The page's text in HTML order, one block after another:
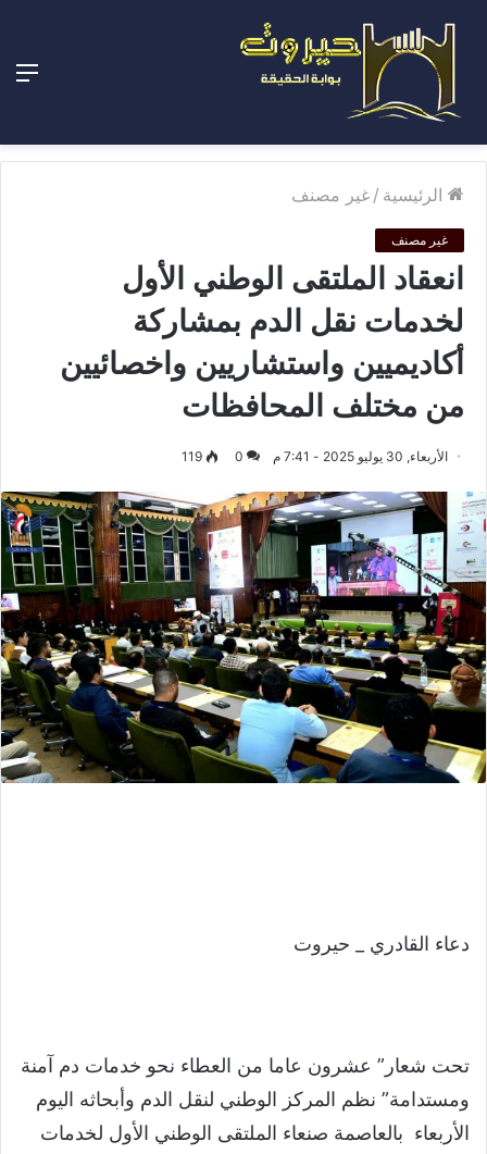
الرئيسية / غير مصنف
غير مصنف
انعقاد الملتقى الوطني الأول
لخدمات نقل الدم بمشاركة
أكاديميين واستشاريين واخصائيين
من مختلف المحافظات
الأربعاء, 30 يوليو 2025 - 7:41 م 0
119
دعاء القادري _ حيروت
تحت شعار” عشرون عاما من العطاء نحو خدمات دم آمنة
ومستدامة” نظم المركز الوطني لنقل الدم وأبحاثه اليوم
الأربعاء بالعاصمة صنعاء الملتقى الوطني الأول لخدمات